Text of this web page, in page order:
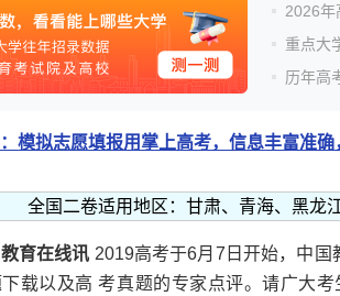
2026年
重点大
历年高
模拟志愿填报用掌上高考，信息丰富准确
全国二卷适用地区：甘肃、青海、黑龙
育在线讯 2019高考于6月7日开始，中
载以及高 考真题的专家点评。请广大